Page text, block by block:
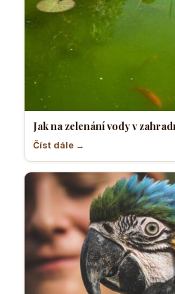
Jak na zelenání vody v
Číst dále →